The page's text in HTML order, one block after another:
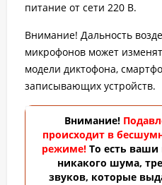
питание от сети 220 В.
Внимание! Дальность
микрофонов может
модели диктофона,
записывающих устройств.
Внимание!
происходит в
режиме! То есть
никакого шума,
звуков, которые